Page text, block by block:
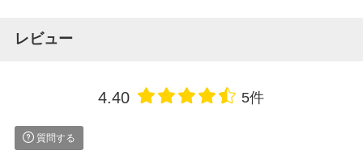
レビュー
4.40 5件
質問する